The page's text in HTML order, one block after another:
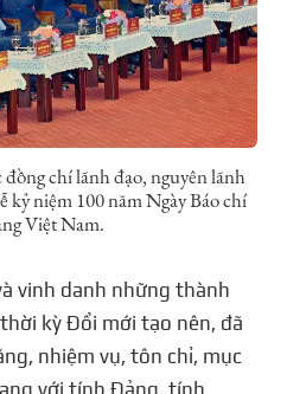
chí lãnh đạo, nguyên lãnh
niệm 100 năm Ngày Báo chí
Việt Nam.
vinh danh những thành
kỳ Đổi mới tạo nên, đã
nhiệm vụ, tôn chỉ, mục